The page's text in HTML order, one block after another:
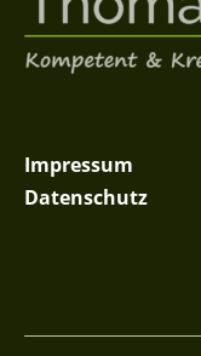
Impressum
Datenschutz